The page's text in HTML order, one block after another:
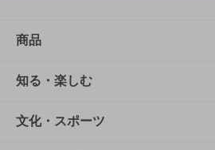
商品
商品TOP
商品一覧
知る・楽しむ
知る・楽しむTOP
文化・スポーツ